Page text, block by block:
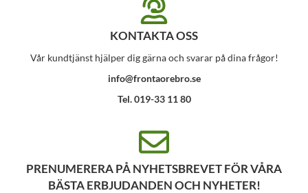
KONTAKTA OSS
Vår kundtjänst hjälper dig gärna och svarar på dina frågor!
info@frontaorebro.se
Tel. 019-33 11 80
PRENUMERERA PÅ NYHETSBREVET FÖR VÅRA
BÄSTA ERBJUDANDEN OCH NYHETER!